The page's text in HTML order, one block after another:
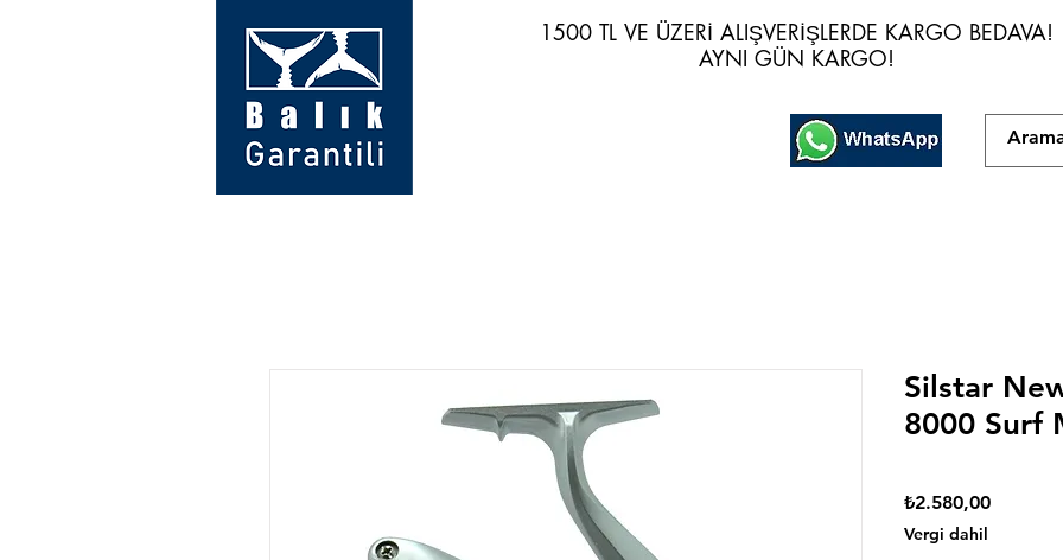
1500 TL VE ÜZERİ ALIŞVERİŞLERDE KARGO BEDAVA!
AYNI GÜN KARGO!
1500 TL VE ÜZERİ ALIŞVERİŞLERDE KARGO BEDAVA!
AYNI GÜN KARGO!
Silstar
8000 Surf
₺2.580,00Fiyat
Vergi dahil